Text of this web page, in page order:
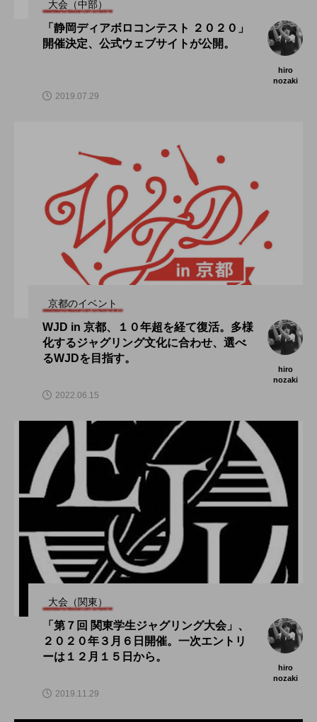
大会（中部）
「静岡ディアボロコンテスト ２０２０」
開催決定、公式ウェブサイトが公開。
hiro
nozaki
2019.07.29
京都のイベント
WJD in 京都、１０年超を経て復活。多様
化するジャグリング文化に合わせ、選べ
るWJDを目指す。
hiro
nozaki
2022.06.15
大会（関東）
「第７回 関東学生ジャグリング大会」、
２０２０年３月６日開催。一次エントリ
ーは１２月１５日から。
hiro
nozaki
2019.11.29